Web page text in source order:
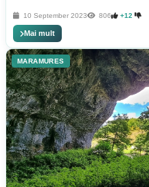
10 September 2023 806 +12
Mai mult
MARAMURES